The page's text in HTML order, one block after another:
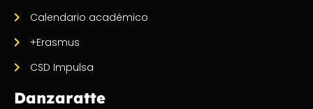
Calendario académico
+Erasmus
CSD Impulsa
Danzaratte